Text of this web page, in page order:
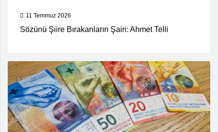
11 Temmuz 2026
Sözünü Şiire Bırakanların Şairi: Ahmet Telli